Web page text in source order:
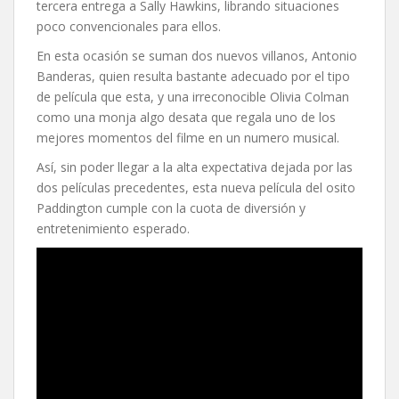
tercera entrega a Sally Hawkins, librando situaciones
poco convencionales para ellos.
En esta ocasión se suman dos nuevos villanos, Antonio
Banderas, quien resulta bastante adecuado por el tipo
de película que esta, y una irreconocible Olivia Colman
como una monja algo desata que regala uno de los
mejores momentos del filme en un numero musical.
Así, sin poder llegar a la alta expectativa dejada por las
dos películas precedentes, esta nueva película del osito
Paddington cumple con la cuota de diversión y
entretenimiento esperado.